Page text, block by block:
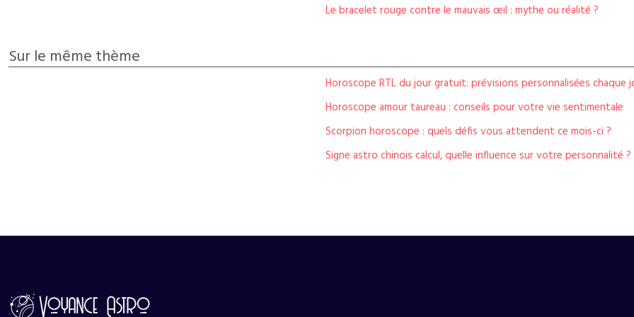
Le bracelet rouge contre le mauvais œil : mythe ou réalité ?
Sur le même thème
Horoscope RTL du jour gratuit: prévisions personnalisées chaque
Horoscope amour taureau : conseils pour votre vie sentimentale
Scorpion horoscope : quels défis vous attendent ce mois-ci ?
Signe astro chinois calcul, quelle influence sur votre personnalité ?